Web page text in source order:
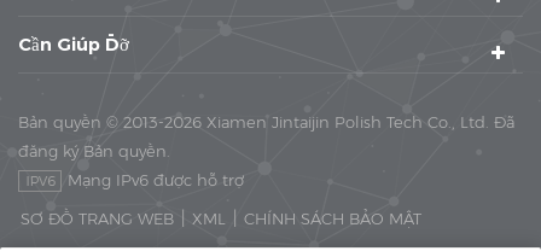
Cần Giúp Đỡ
Bản quyền © 2013-2026 Xiamen Jintaijin Polish Tech Co., Ltd. Đã
đăng ký Bản quyền.
Mạng IPv6 được hỗ trợ
SƠ ĐỒ TRANG WEB
XML CHÍNH SÁCH BẢO MẬT